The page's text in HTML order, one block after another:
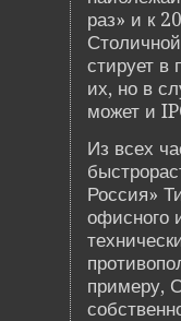
раз» и к
стирует в
их, но в
может и
Из всех
Россия»
офисного
примеру,